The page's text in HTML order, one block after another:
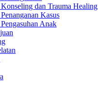
Konseling dan Trauma Healing
Kasus
Anak